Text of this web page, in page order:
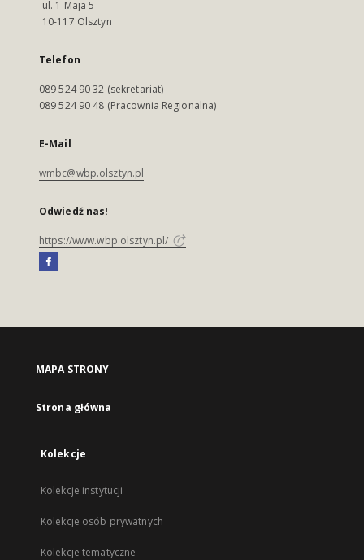
ul. 1 Maja 5
10-117 Olsztyn
Telefon
089 524 90 32 (sekretariat)
089 524 90 48 (Pracownia Regionalna)
E-Mail
wmbc@wbp.olsztyn.pl
Odwiedź nas!
https://www.wbp.olsztyn.pl/
MAPA STRONY
Strona główna
Kolekcje
Kolekcje instytucji
Kolekcje osób prywatnych
Kolekcje tematyczne